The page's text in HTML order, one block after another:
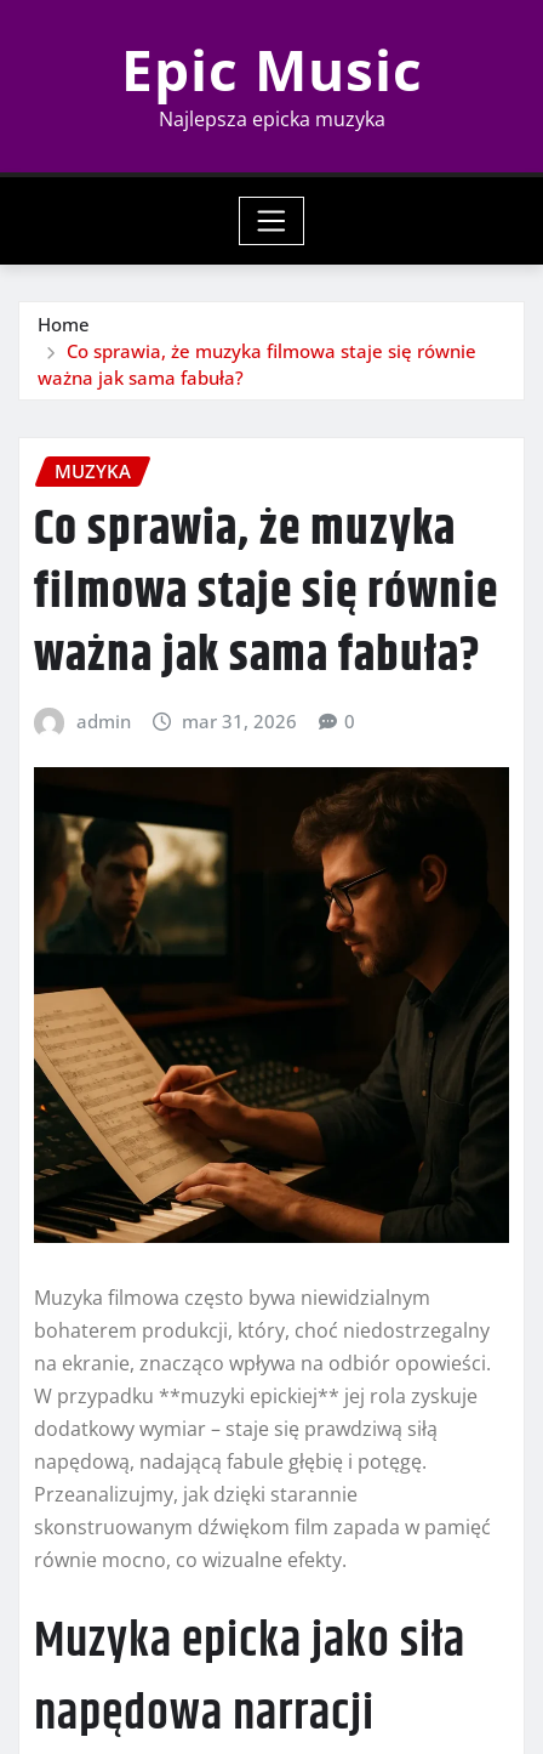
Epic Music
Najlepsza epicka muzyka
Home
Co sprawia, że muzyka filmowa staje się równie
ważna jak sama fabuła?
MUZYKA
Co sprawia, że muzyka
filmowa staje się równie
ważna jak sama fabuła?
admin mar 31, 2026 0
Muzyka filmowa często bywa niewidzialnym
bohaterem produkcji, który, choć niedostrzegalny
na ekranie, znacząco wpływa na odbiór opowieści.
W przypadku **muzyki epickiej** jej rola zyskuje
dodatkowy wymiar – staje się prawdziwą siłą
napędową, nadającą fabule głębię i potęgę.
Przeanalizujmy, jak dzięki starannie
skonstruowanym dźwiękom film zapada w pamięć
równie mocno, co wizualne efekty.
Muzyka epicka jako siła
napędowa narracji